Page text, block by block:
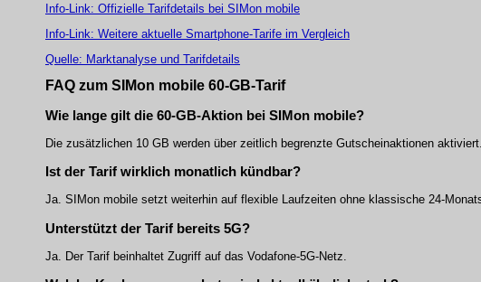
Info-Link: Offizielle Tarifdetails bei SIMon mobile
Info-Link: Weitere aktuelle Smartphone-Tarife im Vergleich
Quelle: Marktanalyse und Tarifdetails
FAQ zum SIMon mobile 60-GB-Tarif
Wie lange gilt die 60-GB-Aktion bei SIMon mobile?
Die zusätzlichen 10 GB werden über zeitlich begrenzte Gutscheinaktionen
Ist der Tarif wirklich monatlich kündbar?
Ja. SIMon mobile setzt weiterhin auf flexible Laufzeiten ohne klassische 24-
Unterstützt der Tarif bereits 5G?
Ja. Der Tarif beinhaltet Zugriff auf das Vodafone-5G-Netz.